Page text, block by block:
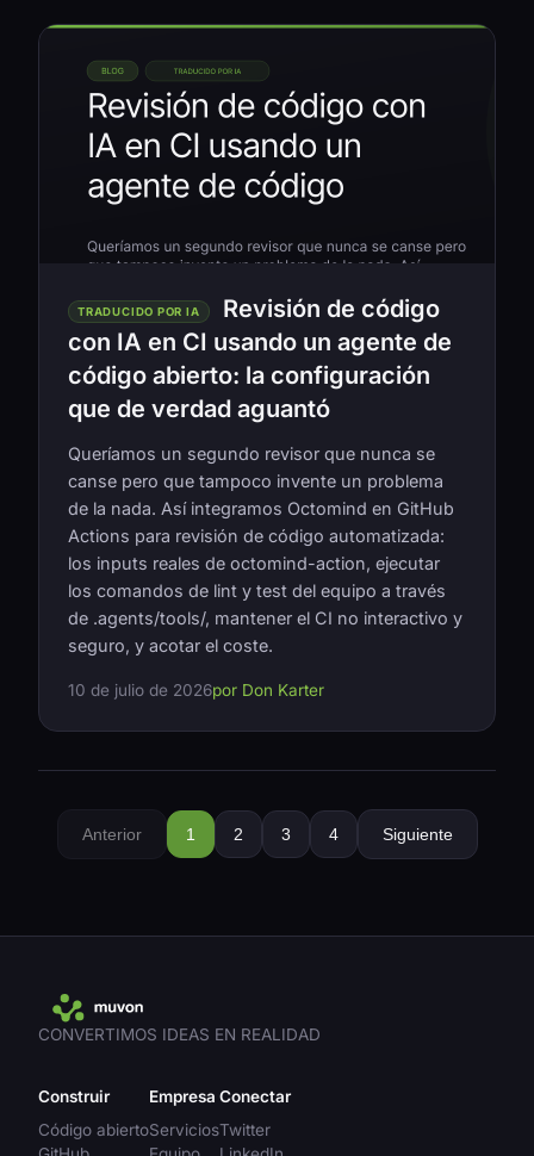
TRADUCIDO POR IA
Revisión de código
con IA en CI usando un agente de
código abierto: la configuración
que de verdad aguantó
Queríamos un segundo revisor que nunca se
canse pero que tampoco invente un problema
de la nada. Así integramos Octomind en GitHub
Actions para revisión de código automatizada:
los inputs reales de octomind-action, ejecutar
los comandos de lint y test del equipo a través
de .agents/tools/, mantener el CI no interactivo y
seguro, y acotar el coste.
10 de julio de 2026por Don Karter
Anterior 1 2 3 4 Siguiente
CONVERTIMOS IDEAS EN REALIDAD
Construir
Código abierto
Empresa
Servicios
Conectar
Twitter